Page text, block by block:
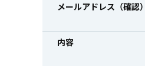
メールアドレス（確認）
内容